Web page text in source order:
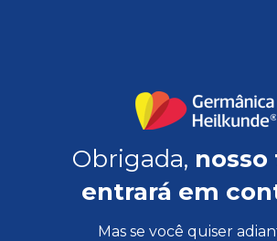
Mas se você quiser
Obrigada,
entrará em